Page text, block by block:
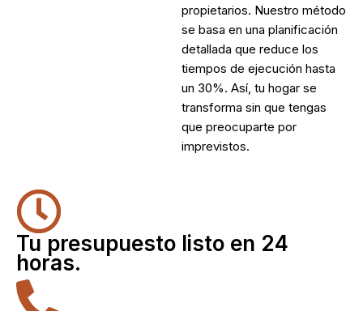
propietarios. Nuestro método
se basa en una planificación
detallada que reduce los
tiempos de ejecución hasta
un 30%. Así, tu hogar se
transforma sin que tengas
que preocuparte por
imprevistos.
Tu presupuesto listo en 24
horas.